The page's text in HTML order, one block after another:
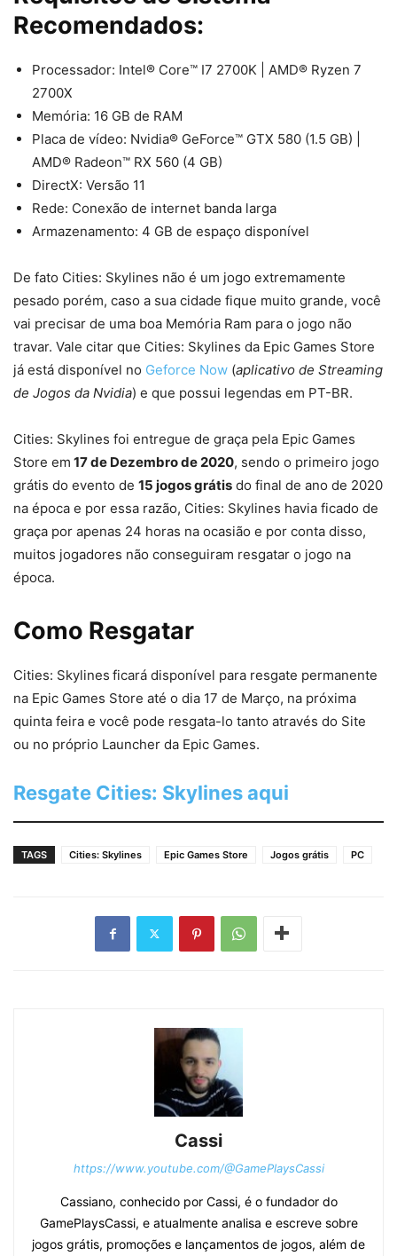
Recomendados:
Processador: Intel® Core™ I7 2700K | AMD® Ryzen 7
2700X
Memória: 16 GB de RAM
Placa de vídeo: Nvidia® GeForce™ GTX 580 (1.5 GB) |
AMD® Radeon™ RX 560 (4 GB)
DirectX: Versão 11
Rede: Conexão de internet banda larga
Armazenamento: 4 GB de espaço disponível
De fato Cities: Skylines não é um jogo extremamente
pesado porém, caso a sua cidade fique muito grande, você
vai precisar de uma boa Memória Ram para o jogo não
travar. Vale citar que Cities: Skylines da Epic Games Store
já está disponível no Geforce Now (aplicativo de Streaming
de Jogos da Nvidia) e que possui legendas em PT-BR.
Cities: Skylines foi entregue de graça pela Epic Games
Store em 17 de Dezembro de 2020, sendo o primeiro jogo
grátis do evento de 15 jogos grátis do final de ano de 2020
na época e por essa razão, Cities: Skylines havia ficado de
graça por apenas 24 horas na ocasião e por conta disso,
muitos jogadores não conseguiram resgatar o jogo na
época.
Como Resgatar
Cities: Skylines ficará disponível para resgate permanente
na Epic Games Store até o dia 17 de Março, na próxima
quinta feira e você pode resgata-lo tanto através do Site
ou no próprio Launcher da Epic Games.
Resgate Cities: Skylines aqui
TAGS Cities: Skylines Epic Games Store Jogos grátis PC
Cassi
https://www.youtube.com/@GamePlaysCassi
Cassiano, conhecido por Cassi, é o fundador do
GamePlaysCassi, e atualmente analisa e escreve sobre
jogos grátis, promoções e lançamentos de jogos, além de